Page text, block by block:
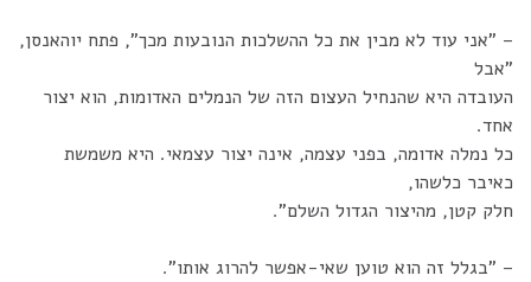
– "אני עוד לא מבין את כל ההשלכות הנובעות מכך", פתח יוהאנסן,
"אבל
העובדה היא שהנחיל העצום הזה של הנמלים האדומות, הוא יצור
אחד.
כל נמלה אדומה, בפני עצמה, אינה יצור עצמאי. היא משמשת
כאיבר כלשהו,
חלק קטן, מהיצור הגדול השלם".
– "בגלל זה הוא טוען שאי-אפשר להרוג אותו".